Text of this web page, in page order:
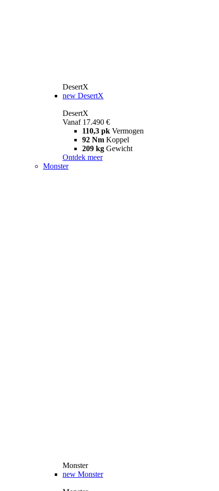
DesertX
new DesertX
DesertX
Vanaf 17.490 €
110,3 pk Vermogen
92 Nm Koppel
209 kg Gewicht
Ontdek meer
Monster
Monster
new Monster